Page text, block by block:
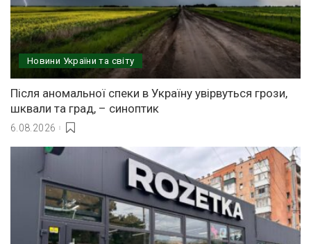
Новини України та світу
Після аномальної спеки в Україну увірвуться грози,
шквали та град, – синоптик
6.08.2026